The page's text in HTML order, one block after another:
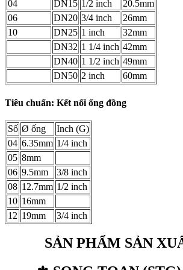
04 DN15 1/2 inch
20.5mm
06
DN20 3/4 inch
26mm
10
DN25 1 inch
32mm
DN32 1 1/4 inch 42mm
DN40 1 1/2 inch 49mm
DN50 2 inch 60mm
Tiêu chuẩn: Kết nối ống đồng
Số Ø ống
Inch (G)
04 6.35mm 1/4 inch
05 8mm
06 9.5mm
3/8 inch
08 12.7mm 1/2 inch
10 16mm
12 19mm 3/4 inch
SẢN PHẨM SẢN